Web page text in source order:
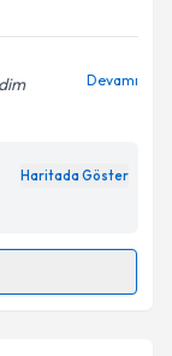
belirtilen
Devamı
Haritada Göster